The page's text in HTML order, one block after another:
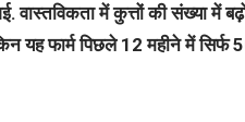
में कुत्तों की संख्या में
यह फार्म पिछले 12 महीने में सिर्फ